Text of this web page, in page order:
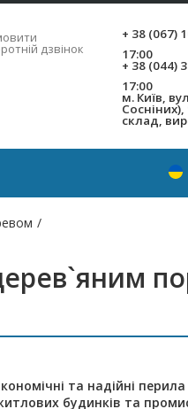
дзвінок
+ 38 (067)
17:00
+ 38 (044)
17:00
м. Київ,
склад,
/
та надійні
будинків та